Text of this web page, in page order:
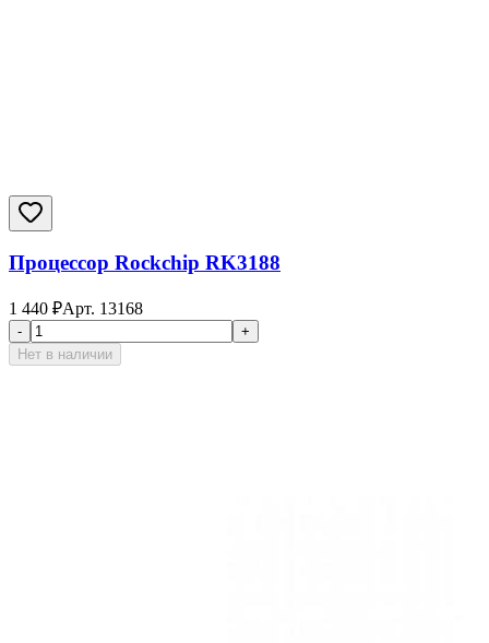
Процессор Rockchip RK3188
1 440 ₽Арт. 13168
-
+
Нет в наличии